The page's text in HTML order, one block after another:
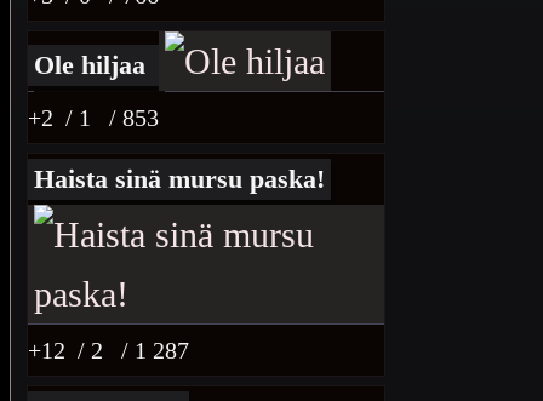
Ole hiljaa
+2 / 1 / 853
Haista sinä mursu paska!
+12 / 2 / 1 287